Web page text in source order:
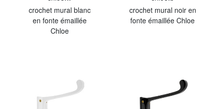
crochet mural blanc
en fonte émaillée
Chloe
crochet mural noir en
fonte émaillée Chloe